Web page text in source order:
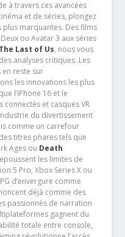
à travers ces avancées
et de séries, plongez
plus marquantes. Des films
ou Avatar 3 aux séries
The Last of Us, nous vous
analyses critiques .Les
reste sur
les innovations les plus
l’iPhone 16 et le
connectés et casques VR
du divertissement
comme un carrefour
titres phares tels que
Ages ou Death
les limites de
5 Pro, Xbox Series X ou
d’envergure comme
déjà comme des
passionnés de narration
gagnent du
totale entre console,